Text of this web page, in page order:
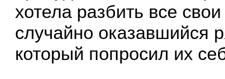
хотела разбить все
случайно оказавшийся
который попросил их